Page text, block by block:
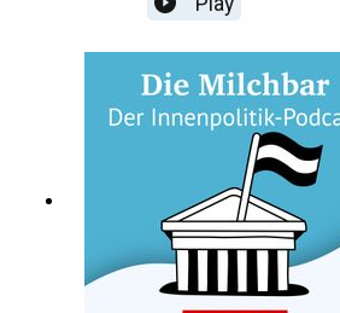
depressiv und sozial aktiver.
wir alle wieder mehr
passiert, wenn es keine
Kommunikation gibt und
die Lösung zu finden ist. Der
Milchbar mit Christian Böhmer
Hager. Abonnieren Sie
Podcasts oder Spotify und
gerne eine Bewertung, wie
gefällt und empfehlen Sie uns
Podcasts gibt es auch unter